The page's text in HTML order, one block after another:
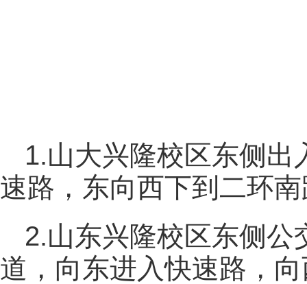
1.山大兴隆校区东侧
速路，东向西下到二环
2.山东兴隆校区东侧公
道，向东进入快速路，